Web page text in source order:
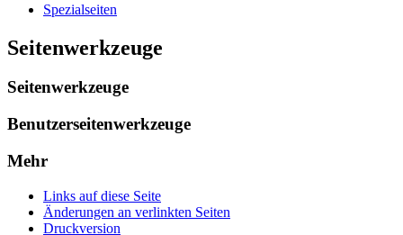
Spezialseiten
Seitenwerkzeuge
Seitenwerkzeuge
Benutzerseitenwerkzeuge
Mehr
Links auf diese Seite
Änderungen an verlinkten Seiten
Druckversion